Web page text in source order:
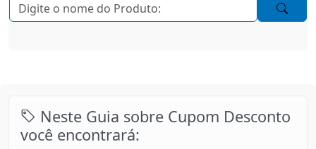
Neste Guia sobre Cupom Desconto
você encontrará: